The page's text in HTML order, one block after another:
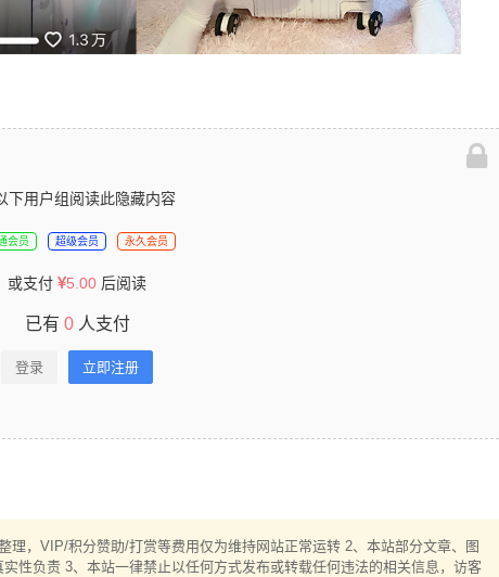
下用户组阅读此隐藏内容
会员 超级会员 永久会员
或支付 5.00 后阅读
已有 0人支付
登录 立即注册
理，VIP/积分赞助/打赏等费用仅为维持网站正常运转 2、本站部分文章、图
性负责 3、本站一律禁止以任何方式发布或转载任何违法的相关信息，访客